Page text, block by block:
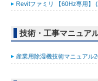
Revitファミリ 【60Hz専用】
技術・工事マニュア
産業用除湿機技術マニュアル